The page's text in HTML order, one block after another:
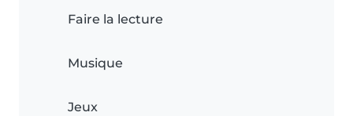
Faire la lecture
Musique
Jeux